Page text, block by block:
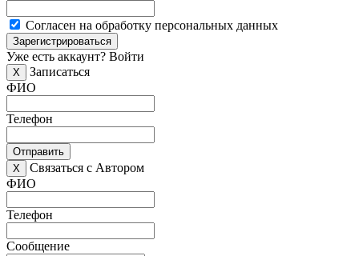
Согласен на обработку персональных данных
Зарегистрироваться
Уже есть аккаунт? Войти
X
Записаться
ФИО
Телефон
Отправить
X
Связаться с Автором
ФИО
Телефон
Сообщение